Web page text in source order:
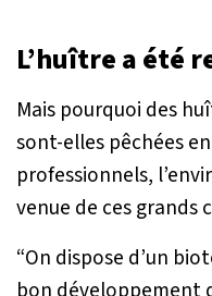
L’huître a été
Mais pourquoi des
sont-elles pêchées
professionnels,
venue de ces grands
“On dispose d’un